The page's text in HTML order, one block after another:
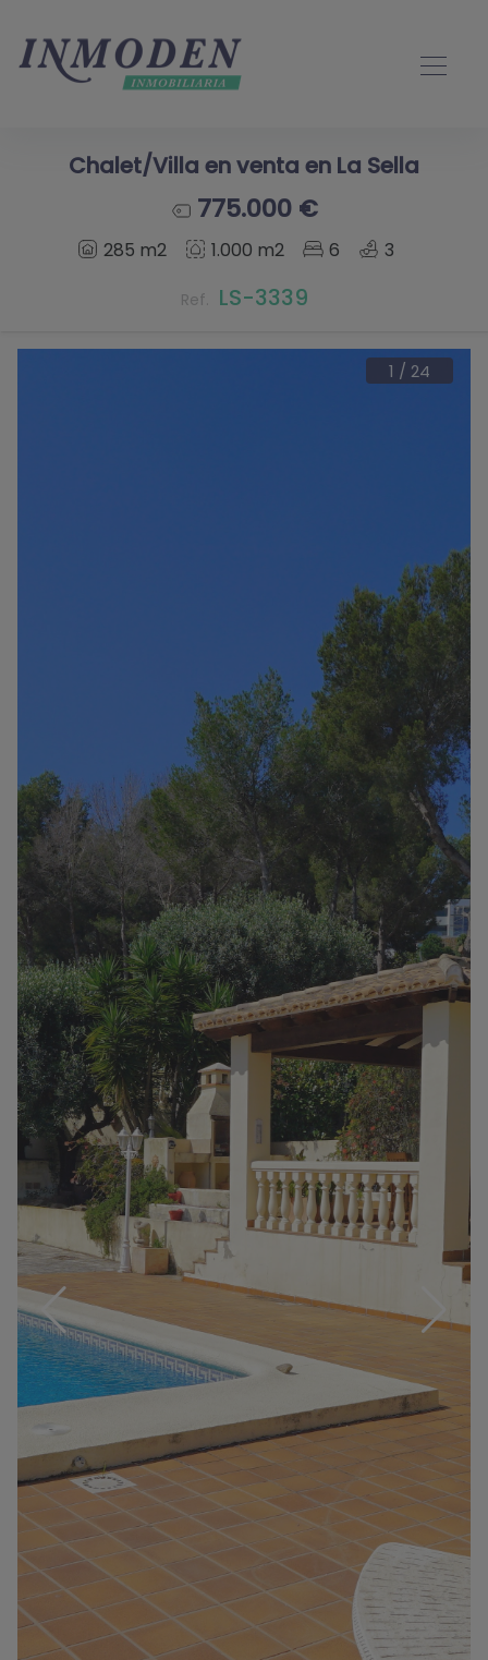
Chalet/Villa en venta en La Sella
775.000 €
285 m2 1.000 m2 6 3
Ref. LS-3339
1 / 24